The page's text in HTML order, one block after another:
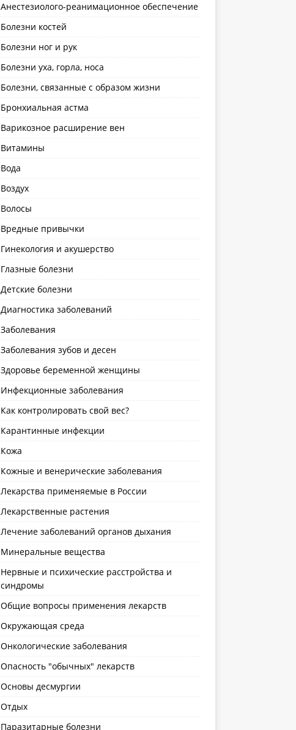
Анестезиолого-реанимационное обеспечение
Болезни костей
Болезни ног и рук
Болезни уха, горла, носа
Болезни, связанные с образом жизни
Бронхиальная астма
Варикозное расширение вен
Витамины
Вода
Воздух
Волосы
Вредные привычки
Гинекология и акушерство
Глазные болезни
Детские болезни
Диагностика заболеваний
Заболевания
Заболевания зубов и десен
Здоровье беременной женщины
Инфекционные заболевания
Как контролировать свой вес?
Карантинные инфекции
Кожа
Кожные и венерические заболевания
Лекарства применяемые в России
Лекарственные растения
Лечение заболеваний органов дыхания
Минеральные вещества
Нервные и психические расстройства и
синдромы
Общие вопросы применения лекарств
Окружающая среда
Онкологические заболевания
Опасность "обычных" лекарств
Основы десмургии
Отдых
Паразитарные болезни